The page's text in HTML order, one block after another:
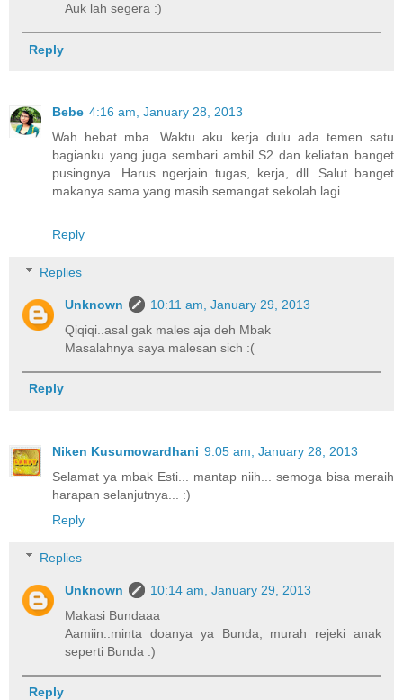
Auk lah segera :)
Reply
Bebe 4:16 am, January 28, 2013
Wah hebat mba. Waktu aku kerja dulu ada temen satu
bagianku yang juga sembari ambil S2 dan keliatan banget
pusingnya. Harus ngerjain tugas, kerja, dll. Salut banget
makanya sama yang masih semangat sekolah lagi.
Reply
Replies
Unknown
10:11 am, January 29, 2013
Qiqiqi..asal gak males aja deh Mbak
Masalahnya saya malesan sich :(
Reply
Niken Kusumowardhani 9:05 am, January 28, 2013
Selamat ya mbak Esti... mantap niih... semoga bisa meraih
harapan selanjutnya... :)
Reply
Replies
Unknown
10:14 am, January 29, 2013
Makasi Bundaaa
Aamiin..minta doanya ya Bunda, murah rejeki anak
seperti Bunda :)
Reply